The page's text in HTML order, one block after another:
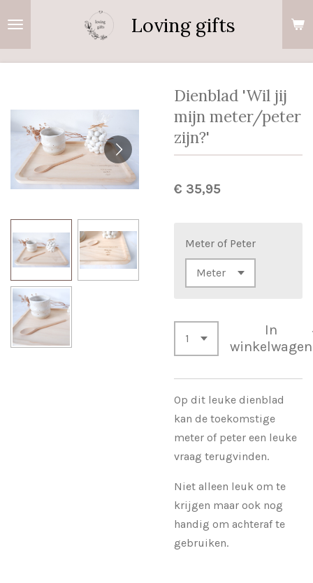
Loving gifts
Dienblad 'Wil jij
mijn meter/peter
zijn?'
€ 35,95
Meter of Peter
In
winkelwagen
Op dit leuke dienblad
kan de toekomstige
meter of peter een leuke
vraag terugvinden.
Niet alleen leuk om te
krijgen maar ook nog
handig om achteraf te
gebruiken.